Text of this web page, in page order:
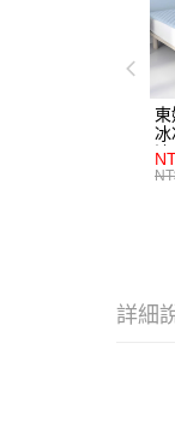
冰
選
詳細